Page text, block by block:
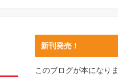
新刊発売！
このブログが本になり